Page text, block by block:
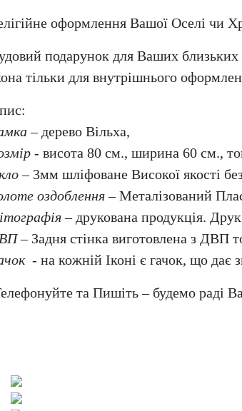
оформлення Вашої Оселі чи
подарунок для Ваших
тільки для внутрішнього
– дерево Вільха,
- висота 80 см., ширина 60 см.,
– 3мм шліфоване Високої якості
оздоблення– Металізований
– друкована продукція.
– Задня стінка виготовлена з ДВП
- на кожній Іконі є гачок, що дає
та Пишіть – будемо раді